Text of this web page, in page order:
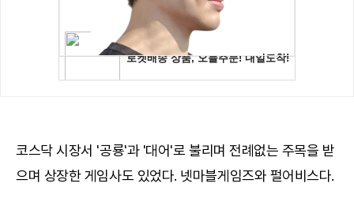
코스닥 시장서 '공룡'과 '대어'로 불리며 전례없는 주목을 받
으며 상장한 게임사도 있었다. 넷마블게임즈와 펄어비스다.